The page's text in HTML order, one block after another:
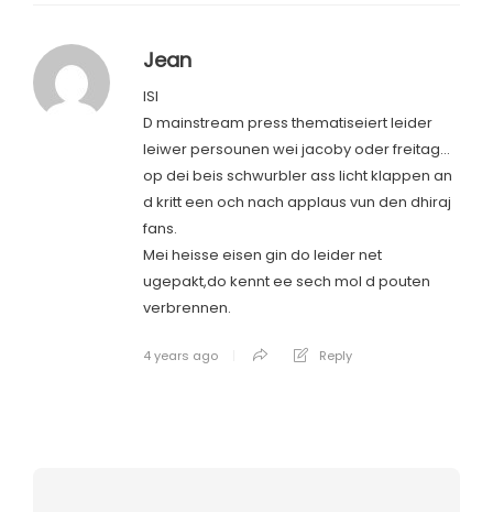
Jean
ISI
D mainstream press thematiseiert leider
leiwer persounen wei jacoby oder freitag…
op dei beis schwurbler ass licht klappen an
d kritt een och nach applaus vun den dhiraj
fans.
Mei heisse eisen gin do leider net
ugepakt,do kennt ee sech mol d pouten
verbrennen.
4 years ago Reply